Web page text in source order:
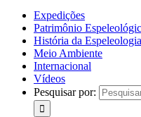
Expedições
Patrimônio
História da Espeleologia
Meio Ambiente
Internacional
Vídeos
Pesquisar por: